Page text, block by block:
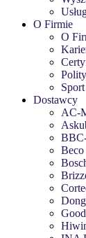
O Firmie
O
Dostawcy
AC-
Beco